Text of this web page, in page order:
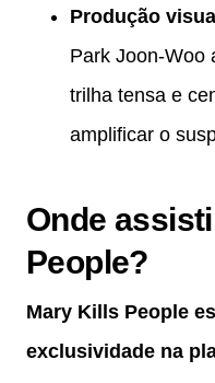
Produção
Park Joon-Woo
trilha tensa e
amplificar o
Onde
People?
Mary Kills People
exclusividade na